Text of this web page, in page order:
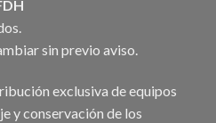
sin previo aviso.
exclusiva de equipos
y conservación de los